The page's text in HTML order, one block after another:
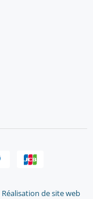
Réalisation de site web